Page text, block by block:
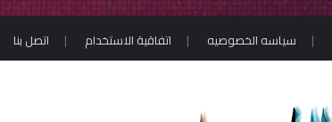
سياسه الخصوصيه اتفاقية الاستخدام اتصل بنا